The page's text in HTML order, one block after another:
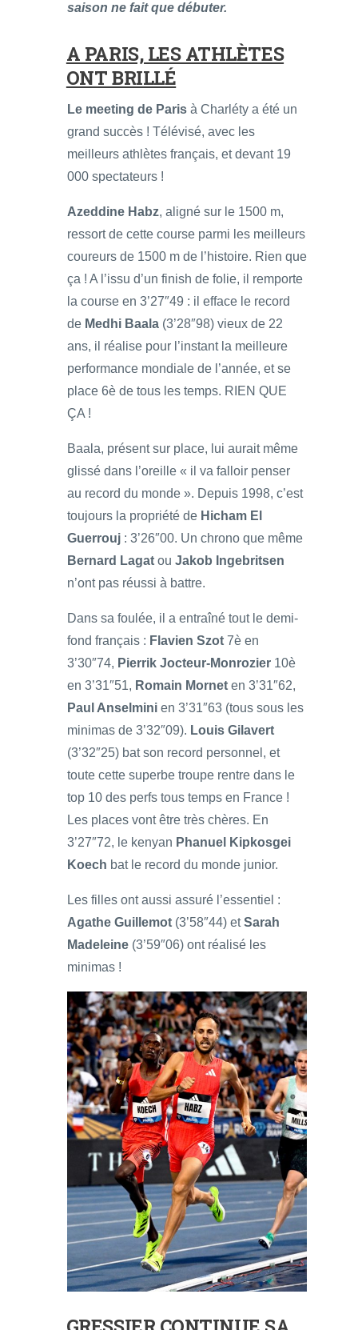
saison ne fait que débuter.
A PARIS, LES ATHLÈTES
ONT BRILLÉ
Le meeting de Paris à Charléty a été un
grand succès ! Télévisé, avec les
meilleurs athlètes français, et devant 19
000 spectateurs !
Azeddine Habz, aligné sur le 1500 m,
ressort de cette course parmi les meilleurs
coureurs de 1500 m de l’histoire. Rien que
ça ! A l’issu d’un finish de folie, il remporte
la course en 3’27″49 : il efface le record
de Medhi Baala (3’28″98) vieux de 22
ans, il réalise pour l’instant la meilleure
performance mondiale de l’année, et se
place 6è de tous les temps. RIEN QUE
ÇA !
Baala, présent sur place, lui aurait même
glissé dans l’oreille « il va falloir penser
au record du monde ». Depuis 1998, c’est
toujours la propriété de Hicham El
Guerrouj : 3’26″00. Un chrono que même
Bernard Lagat ou Jakob Ingebritsen
n’ont pas réussi à battre.
Dans sa foulée, il a entraîné tout le demi-
fond français : Flavien Szot 7è en
3’30″74, Pierrik Jocteur-Monrozier 10è
en 3’31″51, Romain Mornet en 3’31″62,
Paul Anselmini en 3’31″63 (tous sous les
minimas de 3’32″09). Louis Gilavert
(3’32″25) bat son record personnel, et
toute cette superbe troupe rentre dans le
top 10 des perfs tous temps en France !
Les places vont être très chères. En
3’27″72, le kenyan Phanuel Kipkosgei
Koech bat le record du monde junior.
Les filles ont aussi assuré l’essentiel :
Agathe Guillemot (3’58″44) etSarah
Madeleine (3’59″06) ont réalisé les
minimas !